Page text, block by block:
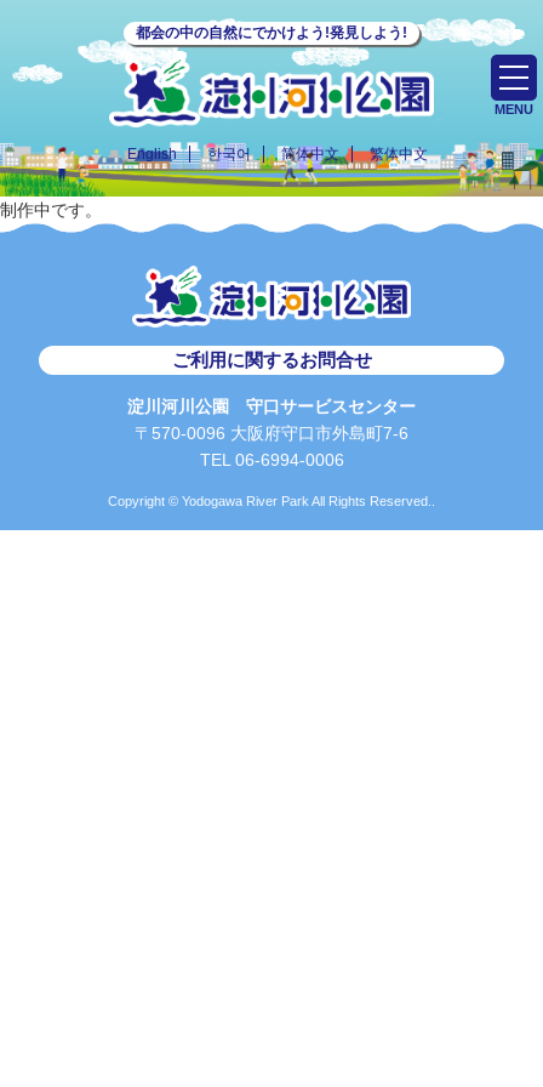
都会の中の自然にでかけよう!発見しよう!
English 한국어 简体中文 繁体中文
MENU
制作中です。
ご利用に関するお問合せ
淀川河川公園 守口サービスセンター
〒570-0096 大阪府守口市外島町7-6
TEL 06-6994-0006
Copyright © Yodogawa River Park All Rights Reserved..